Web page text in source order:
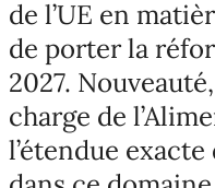
de l’UE en
de porter la
2027.
charge de
l’étendue